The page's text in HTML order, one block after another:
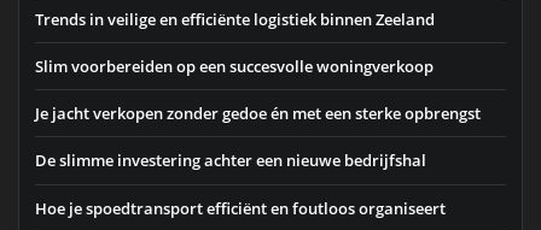
Trends in veilige en efficiënte logistiek binnen Zeeland
Slim voorbereiden op een succesvolle woningverkoop
Je jacht verkopen zonder gedoe én met een sterke opbrengst
De slimme investering achter een nieuwe bedrijfshal
Hoe je spoedtransport efficiënt en foutloos organiseert